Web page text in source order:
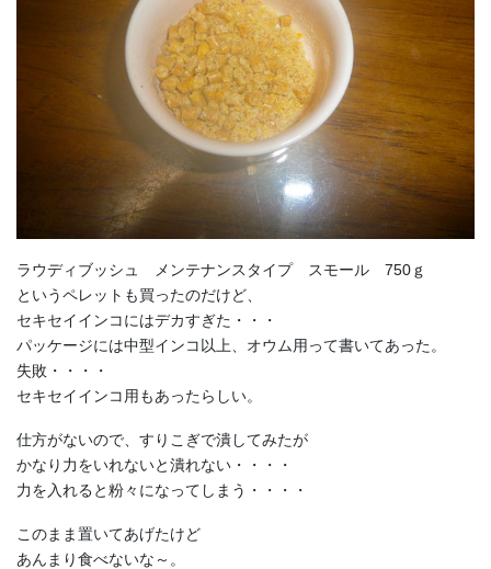
ラウディブッシュ メンテナンスタイプ スモール 750ｇ
というペレットも買ったのだけど、
セキセイインコにはデカすぎた・・・
パッケージには中型インコ以上、オウム用って書いてあった。
失敗・・・・
セキセイインコ用もあったらしい。
仕方がないので、すりこぎで潰してみたが
かなり力をいれないと潰れない・・・・
力を入れると粉々になってしまう・・・・
このまま置いてあげたけど
あんまり食べないな～。